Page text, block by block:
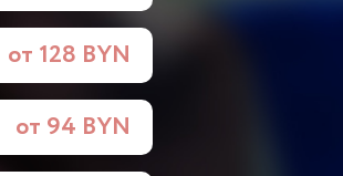
от 128 BYN
от 94 BYN